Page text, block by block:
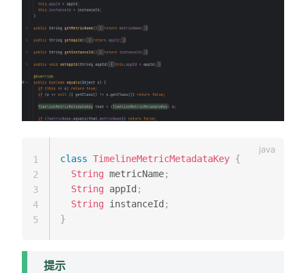
class TimelineMetricMetadataKey {
String metricName;
String appId ;
String instanceId ;
}
1
2
3
4
5
提示